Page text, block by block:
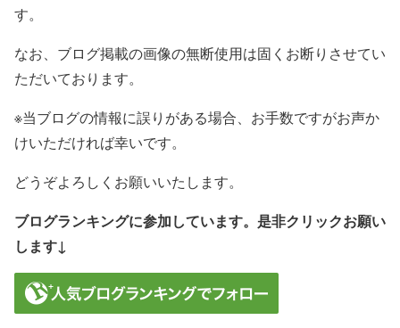
す。
なお、ブログ掲載の画像の無断使用は固くお断りさせてい
ただいております。
※当ブログの情報に誤りがある場合、お手数ですがお声か
けいただければ幸いです。
どうぞよろしくお願いいたします。
ブログランキングに参加しています。是非クリックお願い
します↓